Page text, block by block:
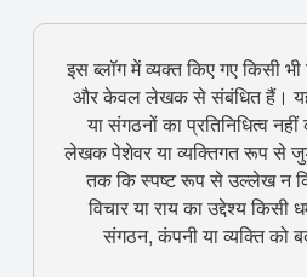
इस ब्लॉग में व्यक्त किए गए किसी भी
और केवल लेखक से संबंधित हैं। यह
या संगठनों का प्रतिनिधित्व
लेखक पेशेवर या व्यक्तिगत रूप से
तक कि स्पष्ट रूप से उल्लेख न
विचार या राय का उद्देश्य किसी
संगठन, कंपनी या व्यक्ति को